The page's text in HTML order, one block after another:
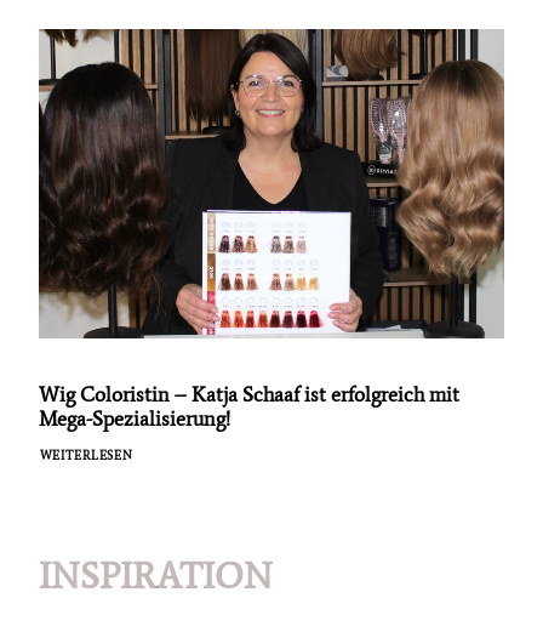
Wig Coloristin – Katja Schaaf ist erfolgreich mit
Mega-Spezialisierung!
WEITERLESEN
INSPIRATION